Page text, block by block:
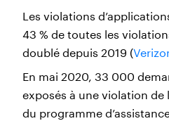
Les violations
43 % de toutes les
doublé depuis 2019 (
En mai 2020, 33 000
exposés à une violation de
du programme